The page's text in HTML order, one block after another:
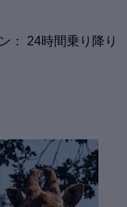
： 24時間乗り降り